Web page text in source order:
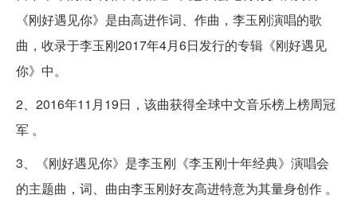
《刚好遇见你》是由高进作词、作曲，李玉刚演唱的歌
曲，收录于李玉刚2017年4月6日发行的专辑《刚好遇见
你》中。
2、2016年11月19日，该曲获得全球中文音乐榜上榜周冠
军 。
3、《刚好遇见你》是李玉刚《李玉刚十年经典》演唱会
的主题曲，词、曲由李玉刚好友高进特意为其量身创作 。